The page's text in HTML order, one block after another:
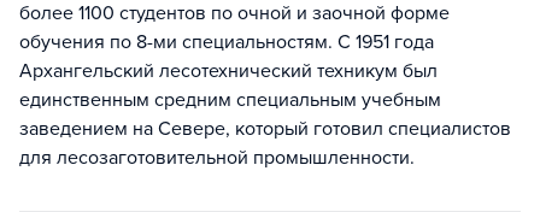
более 1100 студентов по очной и заочной форме
обучения по 8-ми специальностям. С 1951 года
Архангельский лесотехнический техникум был
единственным средним специальным учебным
заведением на Севере, который готовил специалистов
для лесозаготовительной промышленности.